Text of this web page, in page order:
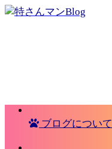
ブログについて